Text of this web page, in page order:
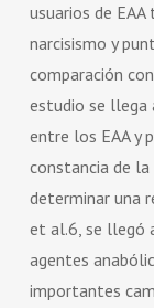
usuarios de
narcisismo y
comparación
estudio se llega
entre los EAA y
constancia de la
determinar una
et al.6, se llegó
agentes
importantes